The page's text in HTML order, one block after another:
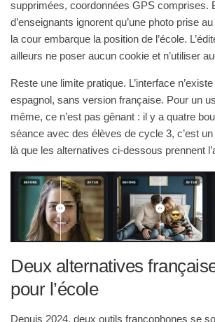
supprimées, coordonnées GPS comprises.
d’enseignants ignorent qu’une photo prise
la cour embarque la position de l’école.
ailleurs ne poser aucun cookie et n’utiliser
Reste une limite pratique. L’interface
espagnol, sans version française. Pour un
même, ce n’est pas gênant : il y a quatre
séance avec des élèves de cycle 3, c’est un
là que les alternatives ci-dessous prennent
Deux alternatives
pour l’école
Depuis 2024, deux outils francophones se